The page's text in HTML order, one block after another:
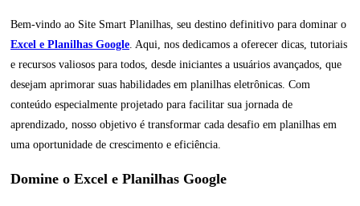
Bem-vindo ao Site Smart Planilhas, seu destino definitivo para dominar o
Excel e Planilhas Google . Aqui, nos dedicamos a oferecer dicas, tutoriais
e recursos valiosos para todos, desde iniciantes a usuários avançados, que
desejam aprimorar suas habilidades em planilhas eletrônicas. Com
conteúdo especialmente projetado para facilitar sua jornada de
aprendizado, nosso objetivo é transformar cada desafio em planilhas em
uma oportunidade de crescimento e eficiência.
Domine o Excel e Planilhas Google